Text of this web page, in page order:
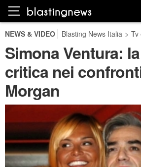
NEWS & VIDEO Blasting News Italia > Tv
Simona Ventura:
critica nei
Morgan